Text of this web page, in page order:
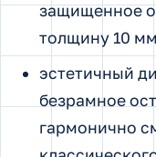
защищенное
толщину 10
эстетичный
безрамное
гармонично